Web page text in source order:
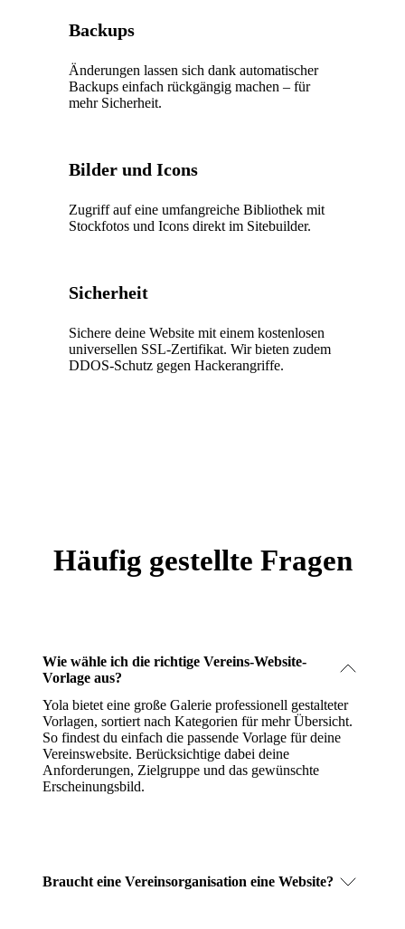
Backups
Änderungen lassen sich dank automatischer
Backups einfach rückgängig machen – für
mehr Sicherheit.
Bilder und Icons
Zugriff auf eine umfangreiche Bibliothek mit
Stockfotos und Icons direkt im Sitebuilder.
Sicherheit
Sichere deine Website mit einem kostenlosen
universellen SSL-Zertifikat. Wir bieten zudem
DDOS-Schutz gegen Hackerangriffe.
Häufig gestellte Fragen
Wie wähle ich die richtige Vereins-Website-
Vorlage aus?
Yola bietet eine große Galerie professionell gestalteter
Vorlagen, sortiert nach Kategorien für mehr Übersicht.
So findest du einfach die passende Vorlage für deine
Vereinswebsite. Berücksichtige dabei deine
Anforderungen, Zielgruppe und das gewünschte
Erscheinungsbild.
Braucht eine Vereinsorganisation eine Website?